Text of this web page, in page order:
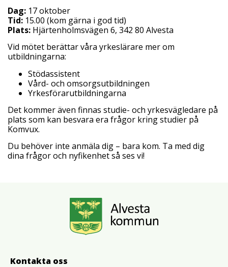
Dag: 17 oktober
Tid: 15.00 (kom gärna i god tid)
Plats: Hjärtenholmsvägen 6, 342 80 Alvesta
Vid mötet berättar våra yrkeslärare mer om
utbildningarna:
Stödassistent
Vård- och omsorgsutbildningen
Yrkesförarutbildningarna
Det kommer även finnas studie- och yrkesvägledare på
plats som kan besvara era frågor kring studier på
Komvux.
Du behöver inte anmäla dig – bara kom. Ta med dig
dina frågor och nyfikenhet så ses vi!
Kontakta oss